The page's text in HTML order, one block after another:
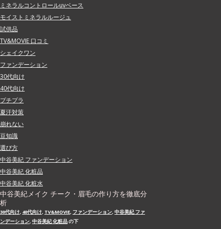
ミネラルコントロールuvベース
モイストミネラルルージュ
試供品
TV&MOVIE 口コミ
シェイクワン
ファンデーション
30代向け
40代向け
プチプラ
夏汗対策
崩れない
豆知識
選び方
中谷美紀 ファンデーション
中谷美紀 化粧品
中谷美紀 化粧水
中谷美紀メイク チーク・眉毛の作り方を徹底分
析
30代向け, 40代向け, TV&MOVIE, ファンデーション, 中谷美紀 ファ
ンデーション, 中谷美紀 化粧品の下